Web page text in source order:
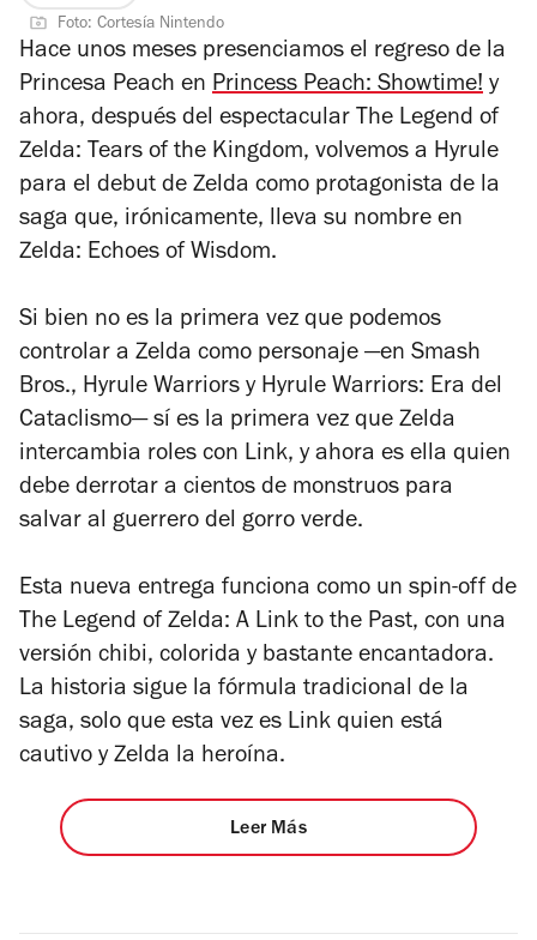
Foto: Cortesía Nintendo
Hace unos meses presenciamos el regreso de la
Princesa Peach en Princess Peach: Showtime! y
ahora, después del espectacular The Legend of
Zelda: Tears of the Kingdom, volvemos a Hyrule
para el debut de Zelda como protagonista de la
saga que, irónicamente, lleva su nombre en
Zelda: Echoes of Wisdom.
Si bien no es la primera vez que podemos
controlar a Zelda como personaje —en Smash
Bros., Hyrule Warriors y Hyrule Warriors: Era del
Cataclismo— sí es la primera vez que Zelda
intercambia roles con Link, y ahora es ella quien
debe derrotar a cientos de monstruos para
salvar al guerrero del gorro verde.
Esta nueva entrega funciona como un spin-off de
The Legend of Zelda: A Link to the Past, con una
versión chibi, colorida y bastante encantadora.
La historia sigue la fórmula tradicional de la
saga, solo que esta vez es Link quien está
cautivo y Zelda la heroína.
Leer Más